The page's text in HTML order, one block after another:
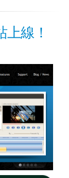
線！